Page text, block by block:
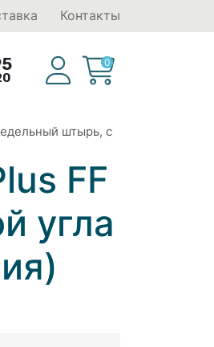
Контакты
0
штырь, с
FF
угла